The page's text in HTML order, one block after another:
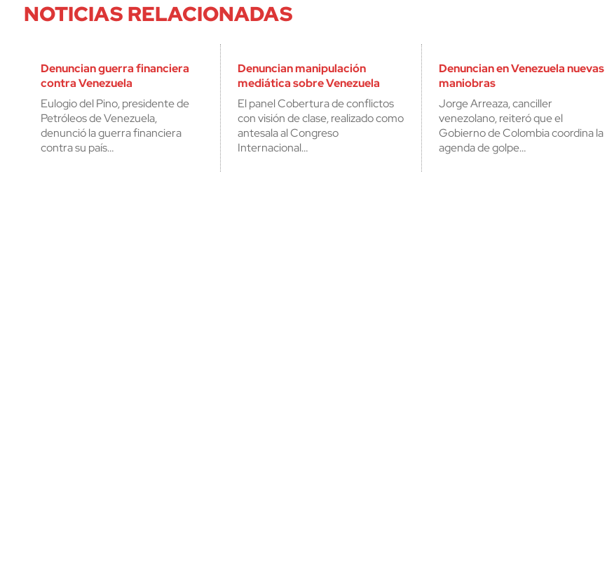
NOTICIAS RELACIONADAS
Denuncian guerra financiera
contra Venezuela
Eulogio del Pino, presidente de
Petróleos de Venezuela,
denunció la guerra financiera
contra su país…
Denuncian manipulación
mediática sobre Venezuela
El panel Cobertura de conflictos
con visión de clase, realizado como
antesala al Congreso
Internacional…
Denuncian en Venezuela nuevas
maniobras
Jorge Arreaza, canciller
venezolano, reiteró que el
Gobierno de Colombia coordina la
agenda de golpe…